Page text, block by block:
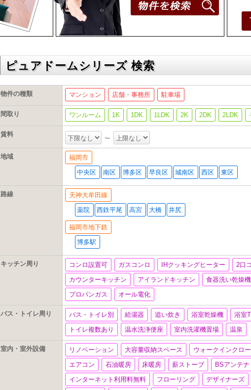
ピュアドームシリーズ 検索
物件の種類 マンション 店舗・事務所 駐車場
間取り ワンルーム 1K 1DK 1LDK 2K 2DK 2LDK
賃料 ～
地域
福岡市
中央区
南区 博多区 早良区 城南区 西区 東区
路線
天神大牟田線
薬院
西鉄平尾 高宮 大橋 井尻
福岡市地下鉄
博多駅
キッチン周り コンロ設置可 ガスコンロ IHクッキングヒーター
2口
カウンターキッチン
アイランドキッチン
食器洗い乾燥
プロパンガス
オール電化
バス・トイレ周り バス・トイレ別 給湯器 追い炊き 浴室乾燥機
浴室
トイレ複数あり
温水洗浄便座 室内洗濯機置場 温泉
室内・室外設備 リノベーション 大容量収納スペース
ウォークインクロ
エアコン
石油暖房 床暖房 薪ストーブ
BSアンテ
インターネット利用料無料
フローリング
デザイナーズ